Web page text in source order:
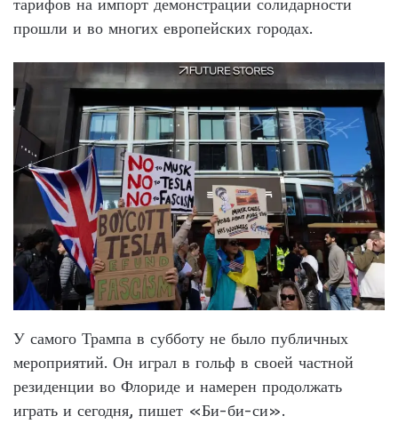
тарифов на импорт демонстрации солидарности
прошли и во многих европейских городах.
У самого Трампа в субботу не было публичных
мероприятий. Он играл в гольф в своей частной
резиденции во Флориде и намерен продолжать
играть и сегодня, пишет «Би-би-си».